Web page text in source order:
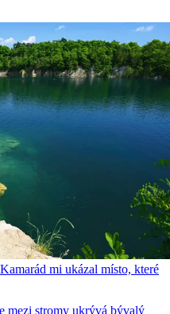
mi ukázal místo, které
mezi stromy ukrývá bývalý